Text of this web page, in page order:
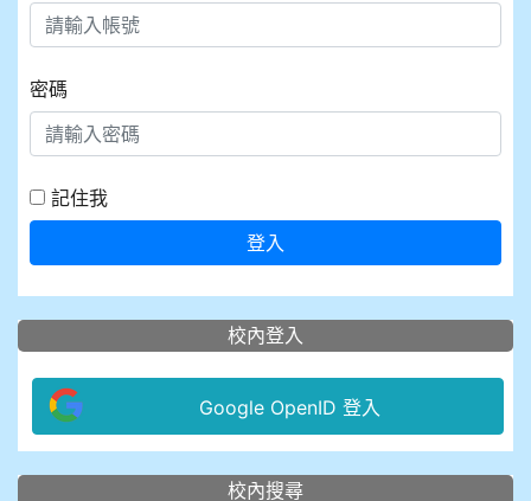
密碼
記住我
登入
校內登入
Google OpenID 登入
::: 校內搜尋